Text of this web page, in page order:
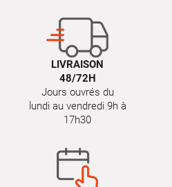
LIVRAISON
48/72H
Jours ouvrés du
lundi au vendredi 9h à
17h30